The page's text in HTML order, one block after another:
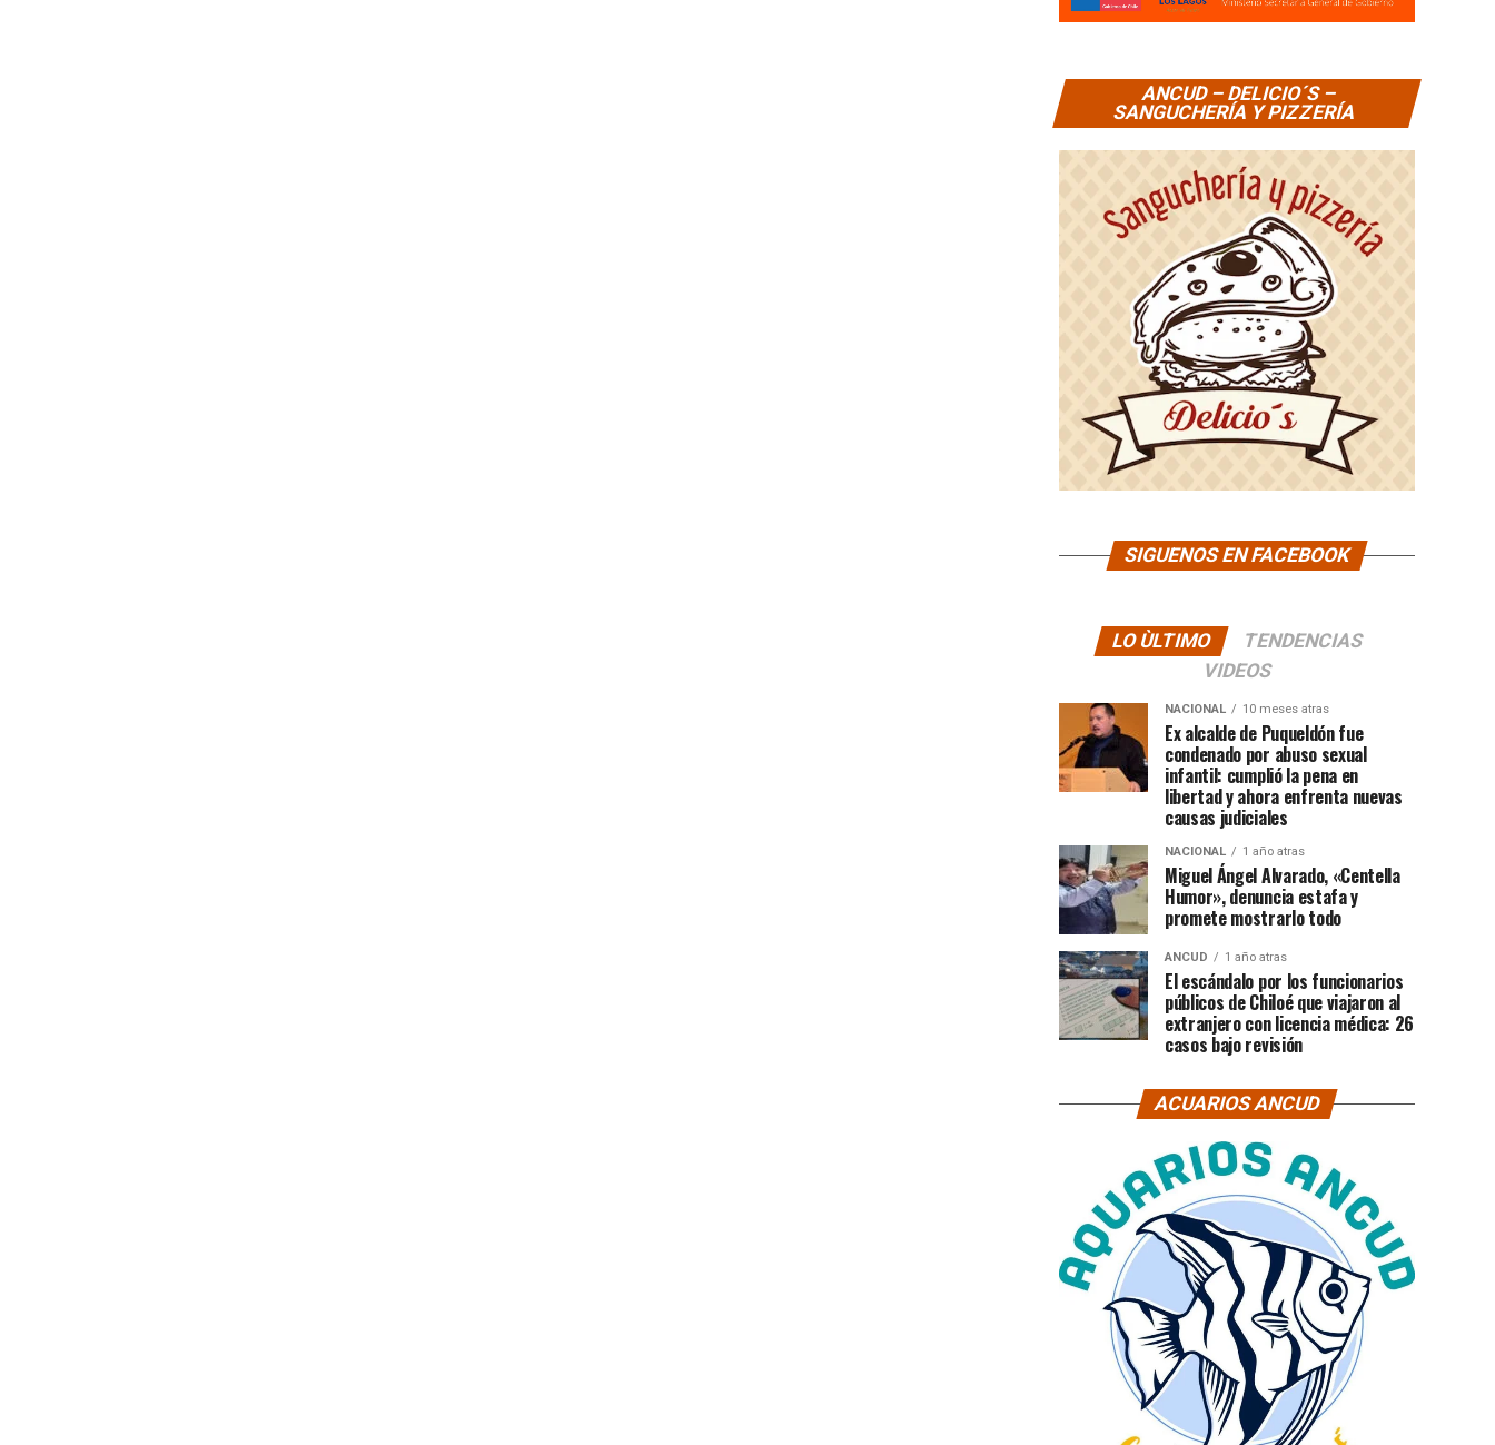
ANCUD – DELICIO´S –
SANGUCHERÍA Y PIZZERÍA
SIGUENOS EN FACEBOOK
LO ÙLTIMO
TENDENCIAS
VIDEOS
NACIONAL 10 meses atras
Ex alcalde de Puqueldón fue
condenado por abuso sexual
infantil: cumplió la pena en
libertad y ahora enfrenta nuevas
causas judiciales
NACIONAL 1 año atras
Miguel Ángel Alvarado, «Centella
Humor», denuncia estafa y
promete mostrarlo todo
ANCUD 1 año atras
El escándalo por los funcionarios
públicos de Chiloé que viajaron al
extranjero con licencia médica: 26
casos bajo revisión
ACUARIOS ANCUD